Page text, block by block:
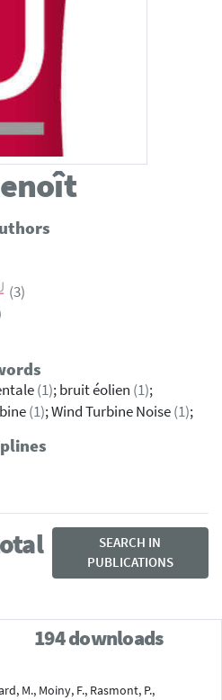
(3)
(1); bruit éolien (1);
(1); Wind Turbine Noise(1);
SEARCH IN
PUBLICATIONS
194 downloads
M., Moiny, F., Rasmont, P.,